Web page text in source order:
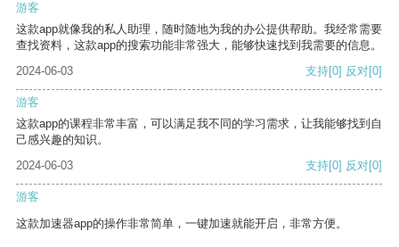
游客
这款app就像我的私人助理，随时随地为我的办公提供帮助。我经常需要
查找资料，这款app的搜索功能非常强大，能够快速找到我需要的信息。
2024-06-03
支持[0] 反对[0]
游客
这款app的课程非常丰富，可以满足我不同的学习需求，让我能够找到自
己感兴趣的知识。
2024-06-03
支持[0] 反对[0]
游客
这款加速器app的操作非常简单，一键加速就能开启，非常方便。